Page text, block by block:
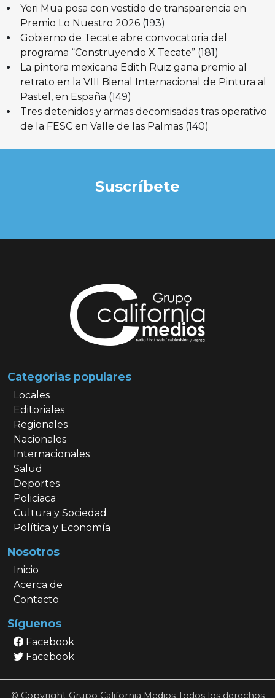
Yeri Mua posa con vestido de transparencia en
Premio Lo Nuestro 2026 (193)
Gobierno de Tecate abre convocatoria del
programa “Construyendo X Tecate” (181)
La pintora mexicana Edith Ruiz gana premio al
retrato en la VIII Bienal Internacional de Pintura al
Pastel, en España (149)
Tres detenidos y armas decomisadas tras operativo
de la FESC en Valle de las Palmas (140)
Suscríbete
Categorias populares
Locales
Editoriales
Regionales
Nacionales
Internacionales
Salud
Deportes
Policiaca
Cultura y Sociedad
Política y Economía
Nosotros
Inicio
Acerca de
Contacto
Síguenos
Facebook
Facebook
© Copyright Grupo California Medios Todos los derechos